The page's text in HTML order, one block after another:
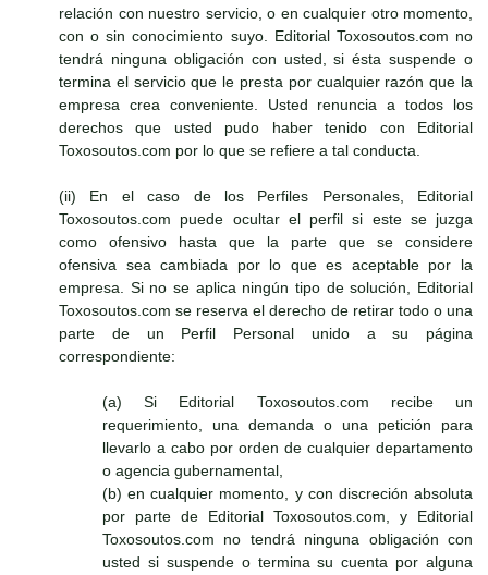
relación con nuestro servicio, o en cualquier otro momento,
con o sin conocimiento suyo. Editorial Toxosoutos.com no
tendrá ninguna obligación con usted, si ésta suspende o
termina el servicio que le presta por cualquier razón que la
empresa crea conveniente. Usted renuncia a todos los
derechos que usted pudo haber tenido con Editorial
Toxosoutos.com por lo que se refiere a tal conducta.
(ii) En el caso de los Perfiles Personales, Editorial
Toxosoutos.com puede ocultar el perfil si este se juzga
como ofensivo hasta que la parte que se considere
ofensiva sea cambiada por lo que es aceptable por la
empresa. Si no se aplica ningún tipo de solución, Editorial
Toxosoutos.com se reserva el derecho de retirar todo o una
parte de un Perfil Personal unido a su página
correspondiente:
(a) Si Editorial Toxosoutos.com recibe un
requerimiento, una demanda o una petición para
llevarlo a cabo por orden de cualquier departamento
o agencia gubernamental,
(b) en cualquier momento, y con discreción absoluta
por parte de Editorial Toxosoutos.com, y Editorial
Toxosoutos.com no tendrá ninguna obligación con
usted si suspende o termina su cuenta por alguna